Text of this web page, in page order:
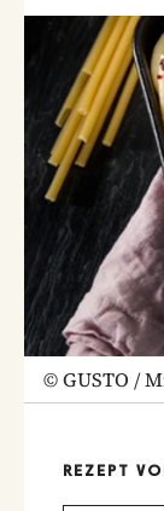
©GUSTO /
REZEPT